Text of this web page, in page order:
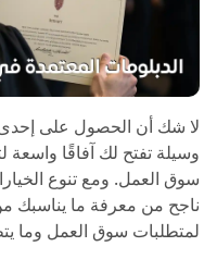
لا شك أن الحصول على إحدى
وسيلة تفتح لك آفاقًا
سوق العمل. ومع تنوع
ناجح من معرفة ما يناسبك
لمتطلبات سوق العمل وما